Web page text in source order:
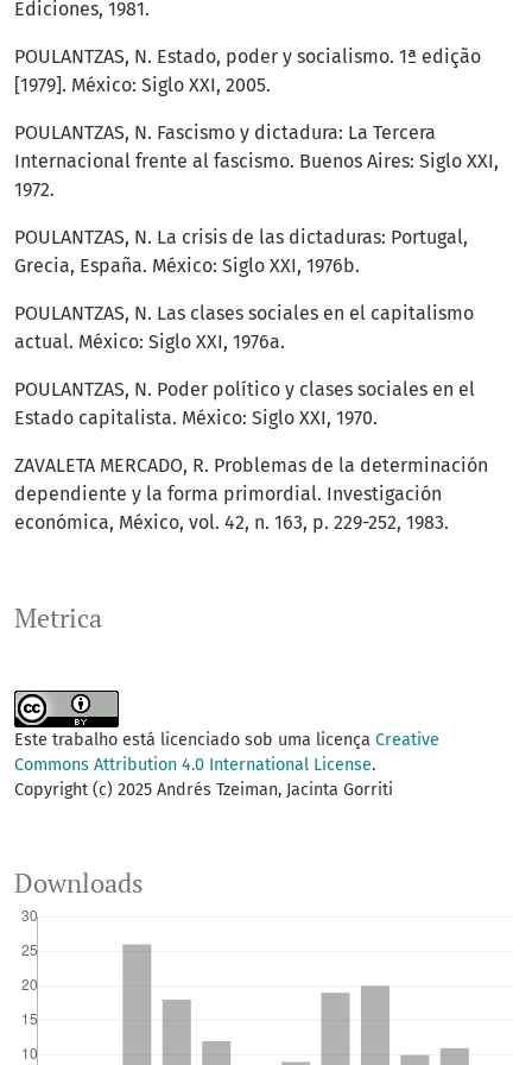
Metrica
Ediciones, 1981.
POULANTZAS, N. Estado, poder y socialismo. 1ª edição
[1979]. México: Siglo XXI, 2005.
POULANTZAS, N. Fascismo y dictadura: La Tercera
Internacional frente al fascismo. Buenos Aires: Siglo XXI,
1972.
POULANTZAS, N. La crisis de las dictaduras: Portugal,
Grecia, España. México: Siglo XXI, 1976b.
POULANTZAS, N. Las clases sociales en el capitalismo
actual. México: Siglo XXI, 1976a.
POULANTZAS, N. Poder político y clases sociales en el
Estado capitalista. México: Siglo XXI, 1970.
ZAVALETA MERCADO, R. Problemas de la determinación
dependiente y la forma primordial. Investigación
económica, México, vol. 42, n. 163, p. 229-252, 1983.
Este trabalho está licenciado sob uma licença Creative
Commons Attribution 4.0 International License.
Copyright (c) 2025 Andrés Tzeiman, Jacinta Gorriti
Downloads